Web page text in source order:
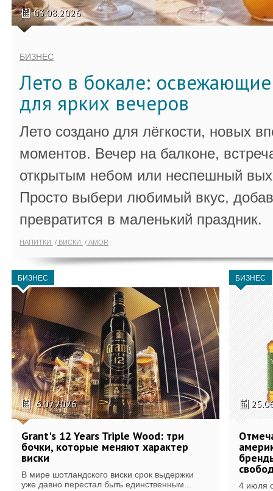
03.08.2026
БИЗНЕС
Лето в бокале:
для ярких вечеров
Лето создано для лёгкости, новых
моментов. Вечер на балконе,
открытым небом или неспешный
Просто выбери любимый вкус,
превратится в маленький праздник.
НАПИТКИ ВИСКИ AMOR
БИЗНЕС
6.07.2026
Grant's 12 Years Triple Wood: три
бочки, которые меняют характер
виски
В мире шотландского виски срок выдержки
уже давно перестал быть единственным...
БИЗНЕС
4 июля